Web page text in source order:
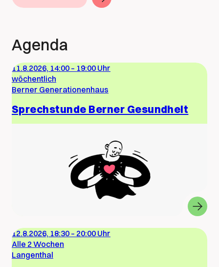
Agenda
11.8.2026, 14:00 – 19:00 Uhr
wöchentlich
Berner Generationenhaus
Sprechstunde Berner Gesundheit
12.8.2026, 18:30 – 20:00 Uhr
Alle 2 Wochen
Langenthal